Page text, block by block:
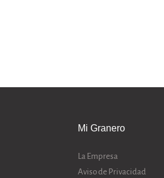
Mi Granero
La Empresa
Aviso de Privacidad